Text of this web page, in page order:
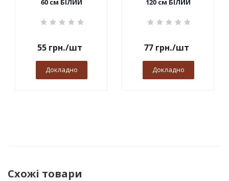
60 см БІЛИЙ
55грн./шт
Докладно
120 см БІЛИЙ
77грн./шт
Докладно
Схожі товари